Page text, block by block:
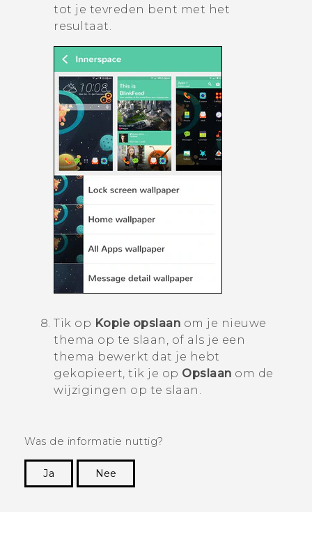
tot je tevreden bent met het
resultaat.
Tik op Kopie opslaan om je nieuwe
thema op te slaan, of als je een
thema bewerkt dat je hebt
gekopieert, tik je op Opslaan om de
wijzigingen op te slaan.
Was de informatie nuttig?
Ja
Nee